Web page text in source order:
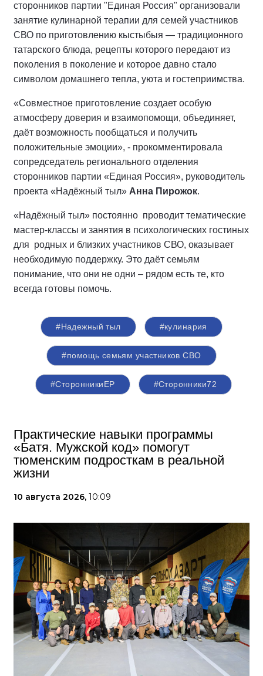
сторонников партии "Единая Россия" организовали
занятие кулинарной терапии для семей участников
СВО по приготовлению кыстыбыя — традиционного
татарского блюда, рецепты которого передают из
поколения в поколение и которое давно стало
символом домашнего тепла, уюта и гостеприимства.
«Совместное приготовление создает особую
атмосферу доверия и взаимопомощи, объединяет,
даёт возможность пообщаться и получить
положительные эмоции», - прокомментировала
сопредседатель регионального отделения
сторонников партии «Единая Россия», руководитель
проекта «Надёжный тыл» Анна Пирожок.
«Надёжный тыл» постоянно проводит тематические
мастер-классы и занятия в психологических гостиных
для родных и близких участников СВО, оказывает
необходимую поддержку. Это даёт семьям
понимание, что они не одни – рядом есть те, кто
всегда готовы помочь.
#Надежный тыл #кулинария
#помощь семьям участников СВО
#СторонникиЕР #Сторонники72
Практические навыки программы
«Батя. Мужской код» помогут
тюменским подросткам в реальной
жизни
10 августа 2026, 10:09